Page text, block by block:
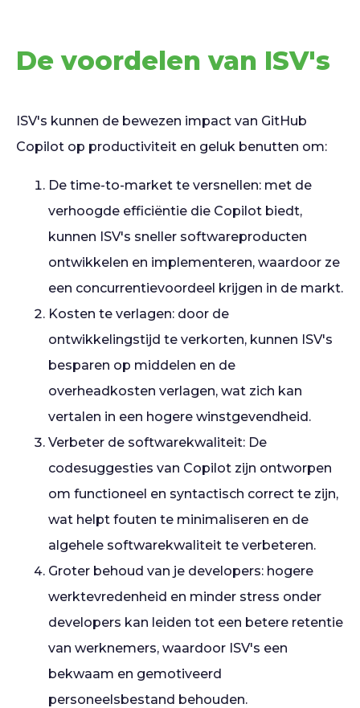
De voordelen van ISV's
ISV's kunnen de bewezen impact van GitHub
Copilot op productiviteit en geluk benutten om:
De time-to-market te versnellen: met de
verhoogde efficiëntie die Copilot biedt,
kunnen ISV's sneller softwareproducten
ontwikkelen en implementeren, waardoor ze
een concurrentievoordeel krijgen in de markt.
Kosten te verlagen: door de
ontwikkelingstijd te verkorten, kunnen ISV's
besparen op middelen en de
overheadkosten verlagen, wat zich kan
vertalen in een hogere winstgevendheid.
Verbeter de softwarekwaliteit: De
codesuggesties van Copilot zijn ontworpen
om functioneel en syntactisch correct te zijn,
wat helpt fouten te minimaliseren en de
algehele softwarekwaliteit te verbeteren.
Groter behoud van je developers: hogere
werktevredenheid en minder stress onder
developers kan leiden tot een betere retentie
van werknemers, waardoor ISV's een
bekwaam en gemotiveerd
personeelsbestand behouden.